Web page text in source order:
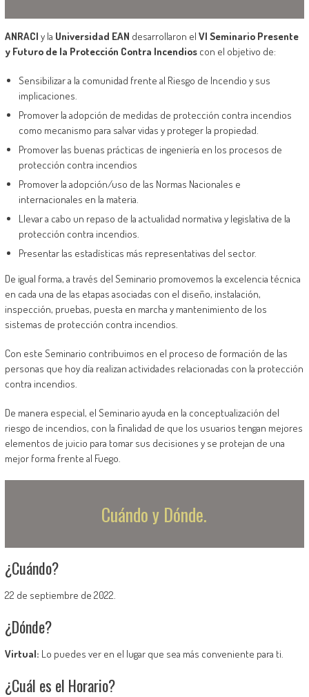
ANRACI y la Universidad EAN desarrollaron el VI Seminario Presente
y Futuro de la Protección Contra Incendioscon el objetivo de:
Sensibilizar a la comunidad frente al Riesgo de Incendio y sus
implicaciones.
Promover la adopción de medidas de protección contra incendios
como mecanismo para salvar vidas y proteger la propiedad.
Promover las buenas prácticas de ingeniería en los procesos de
protección contra incendios
Promover la adopción/uso de las Normas Nacionales e
internacionales en la materia.
Llevar a cabo un repaso de la actualidad normativa y legislativa de la
protección contra incendios.
Presentar las estadísticas más representativas del sector.
De igual forma, a través del Seminario promovemos la excelencia técnica
en cada una de las etapas asociadas con el diseño, instalación,
inspección, pruebas, puesta en marcha y mantenimiento de los
sistemas de protección contra incendios.
Con este Seminario contribuimos en el proceso de formación de las
personas que hoy día realizan actividades relacionadas con la protección
contra incendios.
De manera especial, el Seminario ayuda en la conceptualización del
riesgo de incendios, con la finalidad de que los usuarios tengan mejores
elementos de juicio para tomar sus decisiones y se protejan de una
mejor forma frente al Fuego.
Cuándo y Dónde.
¿Cuándo?
22 de septiembre de 2022.
¿Dónde?
Virtual: Lo puedes ver en el lugar que sea más conveniente para ti.
¿Cuál es el Horario?